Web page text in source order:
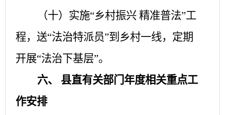
（十）实施“乡村振兴 精准普法”工
程，送“法治特派员”到乡村一线，定期
开展“法治下基层”。
六、
县直有关部门年度相关重点工
作安排